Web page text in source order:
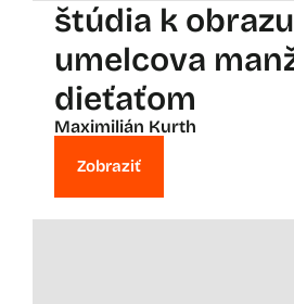
štúdia k obrazu
umelcova
dieťaťom
Maximilián Kurth
Zobraziť